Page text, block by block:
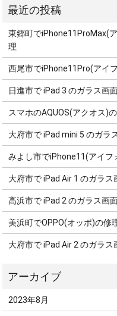
東郷町でiPhone11ProMax(
理
西尾市でiPhone11Pro(アイ
日進市で iPad 3 のガラス画
スマホのAQUOS(アクオス)
大府市で iPad mini 5 のガラ
みよし市でiPhone11(アイフ
大府市で iPad Air 1 のガラ
高浜市で iPad 2 のガラス画
美浜町でOPPO(オッポ)の修
大府市で iPad Air 2 のガラ
2023年8月